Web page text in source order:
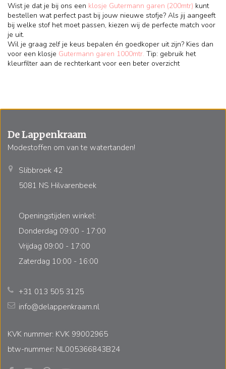
Wist je dat je bij ons een klosje Gutermann garen (200mtr) kunt
bestellen wat perfect past bij jouw nieuwe stofje? Als jij aangeeft
bij welke stof het moet passen, kiezen wij de perfecte match voor
je uit.
Wil je graag zelf je keus bepalen én goedkoper uit zijn? Kies dan
voor een klosje Gutermann garen 1000mtr. Tip: gebruik het
kleurfilter aan de rechterkant voor een beter overzicht
De Lappenkraam
Modestoffen om van te watertanden!
Slibbroek 42
5081 NS Hilvarenbeek
Openingstijden winkel:
Donderdag 09:00 - 17:00
Vrijdag 09:00 - 17:00
Zaterdag 10:00 - 16:00
+31 013 505 3125
info@delappenkraam.nl
KVK nummer: KVK 99002965
btw-nummer: NL005366843B24